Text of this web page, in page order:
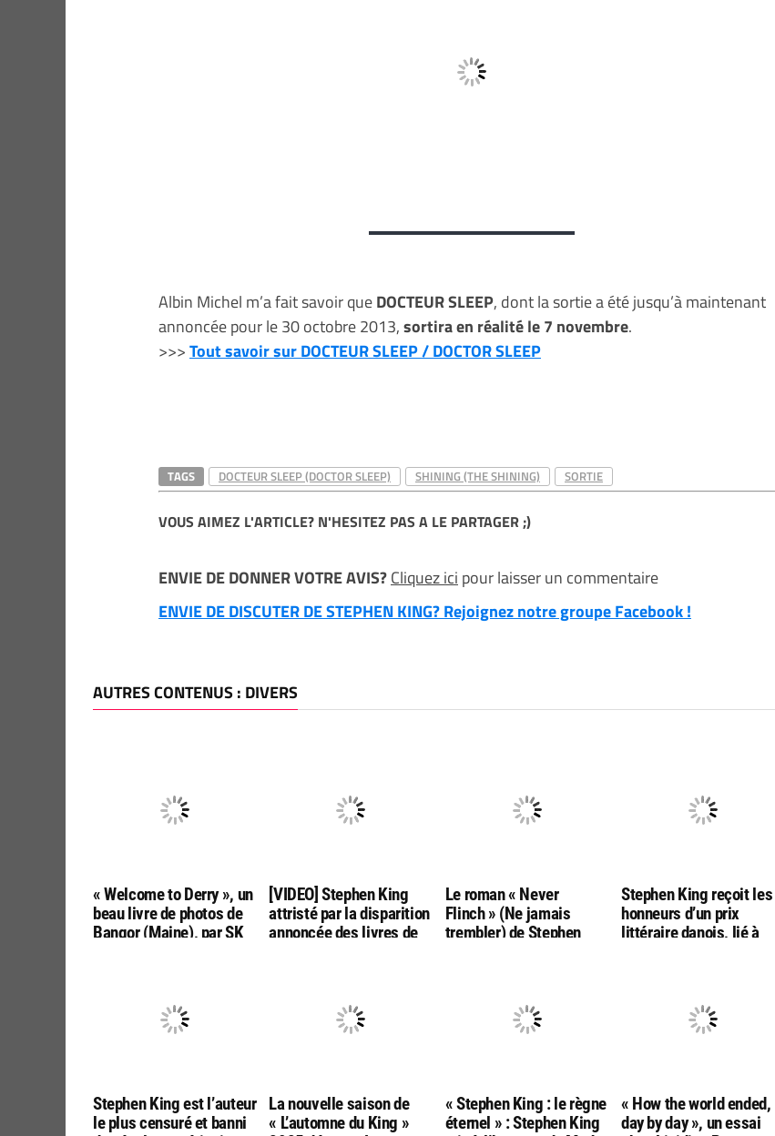
Albin Michel m’a fait savoir queDOCTEUR SLEEP, dont la sortie a été jusqu’à maintenant
annoncée pour le 30 octobre 2013,sortira en réalité le 7 novembre.
>>>Tout savoir sur DOCTEUR SLEEP / DOCTOR SLEEP
TAGS DOCTEUR SLEEP (DOCTOR SLEEP) SHINING (THE SHINING) SORTIE
VOUS AIMEZ L'ARTICLE? N'HESITEZ PAS A LE PARTAGER ;)
ENVIE DE DONNER VOTRE AVIS?Cliquez ici pour laisser un commentaire
ENVIE DE DISCUTER DE STEPHEN KING? Rejoignez notre groupe Facebook !
AUTRES CONTENUS : DIVERS
« Welcome to Derry », un
beau livre de photos de
Bangor (Maine), par SK
[VIDEO] Stephen King
attristé par la disparition
annoncée des livres de
Le roman « Never
Flinch » (Ne jamais
trembler) de Stephen
Stephen King reçoit les
honneurs d’un prix
littéraire danois, lié à
Stephen King est l’auteur
le plus censuré et banni
La nouvelle saison de
« L’automne du King »
« Stephen King : le règne
éternel » : Stephen King
« How the world ended,
day by day », un essai